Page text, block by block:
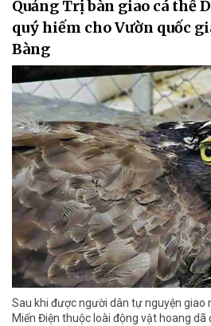
Quảng Trị bàn giao cá thể
quý hiếm cho Vườn quốc
Bàng
Sau khi được người dân tự nguyện giao
Miến Điện thuộc loài động vật hoang dã